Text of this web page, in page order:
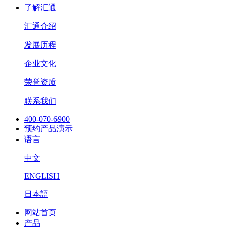
了解汇通
汇通介绍
发展历程
企业文化
荣誉资质
联系我们
400-070-6900
预约产品演示
语言
中文
ENGLISH
日本語
网站首页
产品